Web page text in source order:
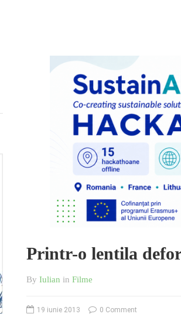
Printr-o lentila
By Iulian in Filme
19 iunie 2013 0 Comment